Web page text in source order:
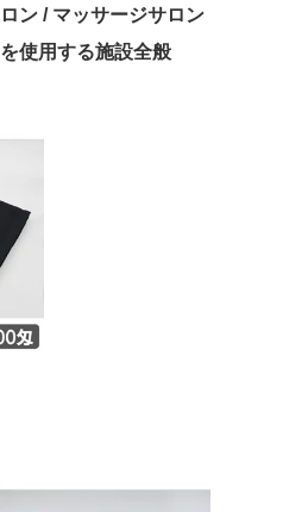
ン / マッサージサロン
使用する施設全般